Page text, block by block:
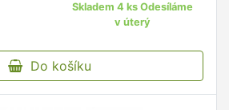
Skladem 4 ks Odesíláme
v úterý
Do košíku